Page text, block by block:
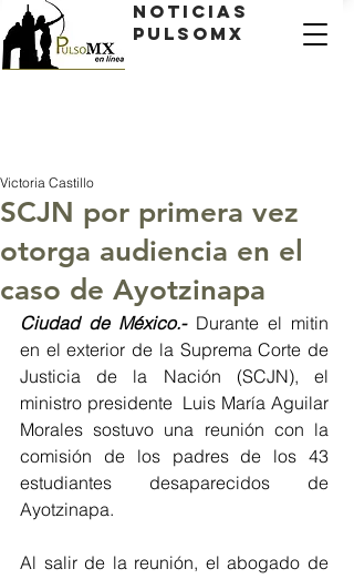
Noticias
PulsoMX
SCJN por primera vez
otorga audiencia en el
caso de Ayotzinapa
Victoria Castillo
Ciudad de México.- Durante el mitin
en el exterior de la Suprema Corte de
Justicia de la Nación (SCJN), el
ministro presidente  Luis María Aguilar
Morales sostuvo una reunión con la
comisión de los padres de los 43
estudiantes desaparecidos de
Ayotzinapa.
Al salir de la reunión, el abogado de